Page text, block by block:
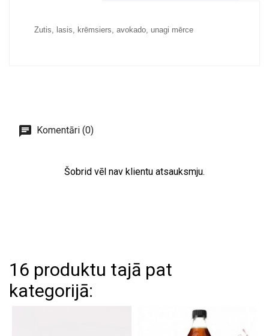
Zutis, lasis, krēmsiers, avokado, unagi mērce
Komentāri (0)
Šobrid vēl nav klientu atsauksmju.
16 produktu tajā pat
kategorijā: